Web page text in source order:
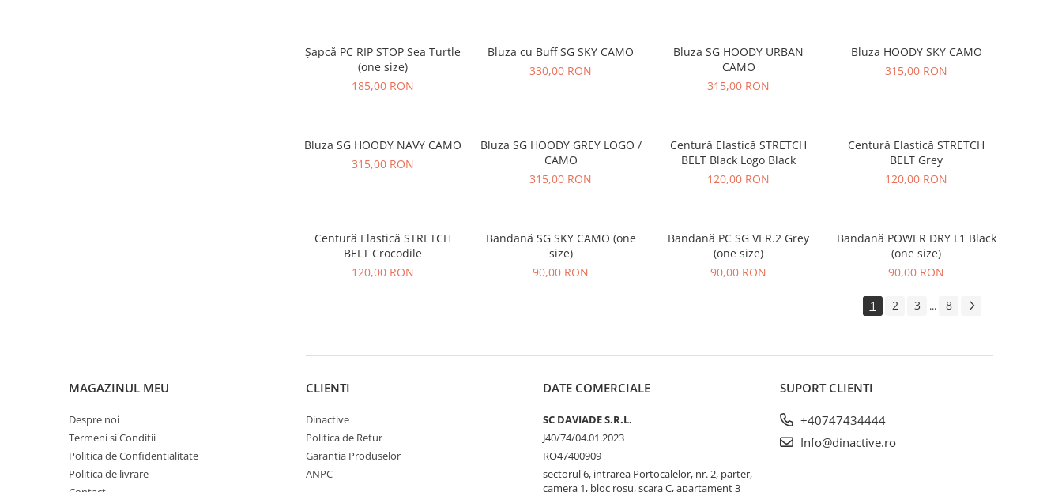
Șapcă PC RIP STOP Sea Turtle
(one size)
185,00 RON
Bluza cu Buff SG SKY CAMO
330,00 RON
Bluza SG HOODY URBAN
CAMO
315,00 RON
Bluza HOODY SKY CAMO
315,00 RON
Bluza SG HOODY NAVY CAMO
315,00 RON
Bluza SG HOODY GREY LOGO /
CAMO
315,00 RON
Centură Elastică STRETCH
BELT Black Logo Black
120,00 RON
Centură Elastică STRETCH
BELT Grey
120,00 RON
Centură Elastică STRETCH
BELT Crocodile
120,00 RON
Bandană SG SKY CAMO (one
size)
90,00 RON
Bandană PC SG VER.2 Grey
(one size)
90,00 RON
Bandană POWER DRY L1 Black
(one size)
90,00 RON
1 2 3 ... 8
MAGAZINUL MEU
Despre noi
Termeni si Conditii
Politica de Confidentialitate
Politica de livrare
CLIENTI
Dinactive
Politica de Retur
Garantia Produselor
ANPC
DATE COMERCIALE
SC DAVIADE S.R.L.
J40/74/04.01.2023
RO47400909
sectorul 6, intrarea Portocalelor, nr. 2, parter,
camera 1, bloc rosu, scara C, apartament 3
SUPORT CLIENTI
+40747434444
Info@dinactive.ro